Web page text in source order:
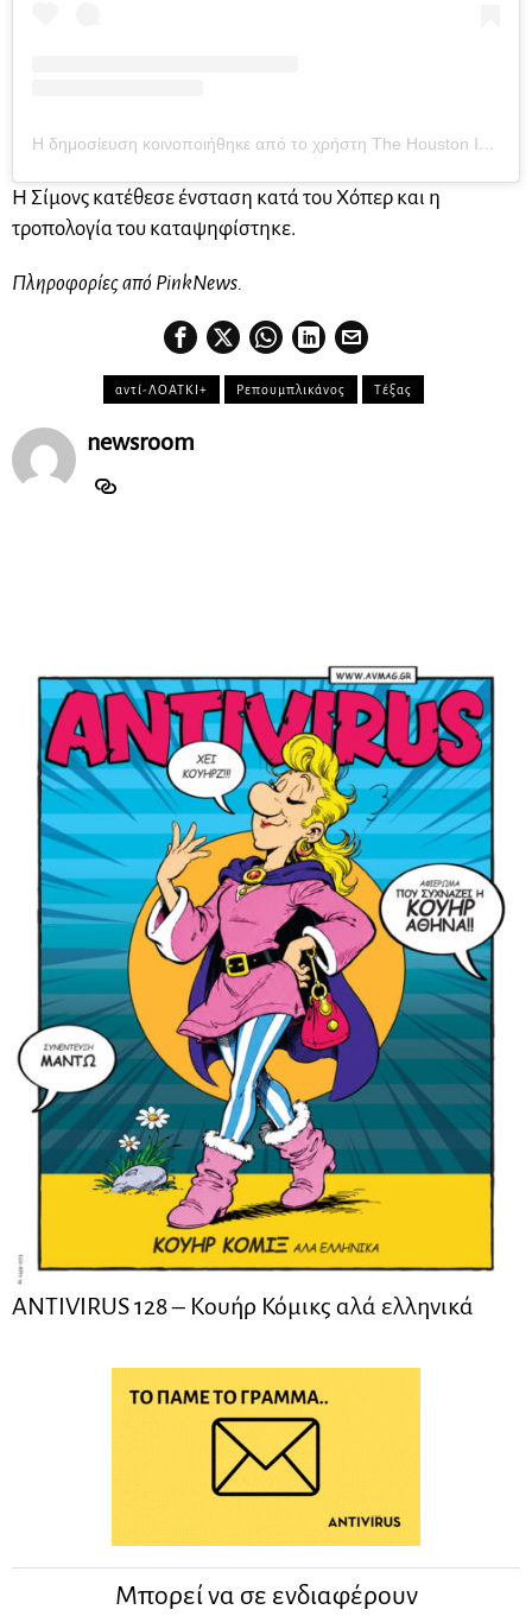
Η δημοσίευση κοινοποιήθηκε από το χρήστη The Houston Intersex Society (@the_houston_intersex_society)
Η Σίμονς κατέθεσε ένσταση κατά του Χόπερ και η
τροπολογία του καταψηφίστηκε.
Πληροφορίες από PinkNews.
αντί-ΛΟΑΤΚΙ+ Ρεπουμπλικάνος Τέξας
newsroom
ANTIVIRUS 128 – Kουήρ Κόμικς αλά ελληνικά
Μπορεί να σε ενδιαφέρουν